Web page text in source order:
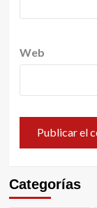
Web
Categorías